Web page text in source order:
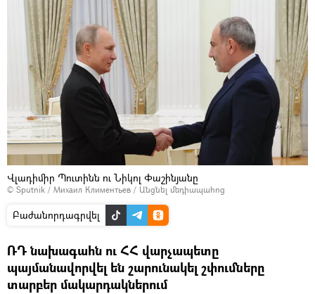
Վլադիմիր Պուտինն ու Նիկոլ Փաշինյանը
© Sputnik / Михаил Климентьев / Անցնել մեդիապահոց
Բաժանորդագրվել
ՌԴ նախագահն ու ՀՀ վարչապետը
պայմանավորվել են շարունակել շփումները
տարբեր մակարդակներում